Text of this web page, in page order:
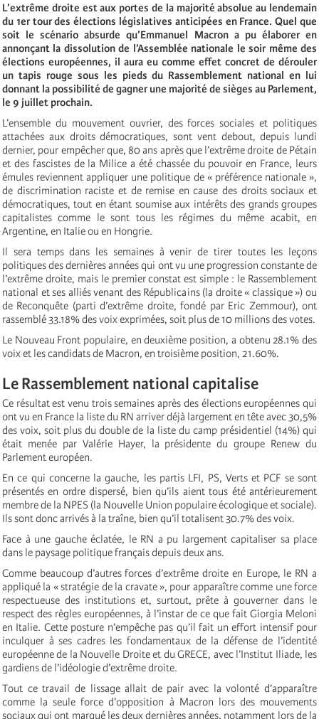
L’extrême droite est aux portes de la majorité absolue au lendemain
du 1er tour des élections législatives anticipées en France. Quel que
soit le scénario absurde qu’Emmanuel Macron a pu élaborer en
annonçant la dissolution de l’Assemblée nationale le soir même des
élections européennes, il aura eu comme effet concret de dérouler
un tapis rouge sous les pieds du Rassemblement national en lui
donnant la possibilité de gagner une majorité de sièges au Parlement,
le 9 juillet prochain.
L’ensemble du mouvement ouvrier, des forces sociales et politiques
attachées aux droits démocratiques, sont vent debout, depuis lundi
dernier, pour empêcher que, 80 ans après que l’extrême droite de Pétain
et des fascistes de la Milice a été chassée du pouvoir en France, leurs
émules reviennent appliquer une politique de « préférence nationale »,
de discrimination raciste et de remise en cause des droits sociaux et
démocratiques, tout en étant soumise aux intérêts des grands groupes
capitalistes comme le sont tous les régimes du même acabit, en
Argentine, en Italie ou en Hongrie.
Il sera temps dans les semaines à venir de tirer toutes les leçons
politiques des dernières années qui ont vu une progression constante de
l’extrême droite, mais le premier constat est simple : le Rassemblement
national et ses alliés venant des Républicains (la droite « classique ») ou
de Reconquête (parti d’extrême droite, fondé par Eric Zemmour), ont
rassemblé 33.18% des voix exprimées, soit plus de 10 millions des votes.
Le Nouveau Front populaire, en deuxième position, a obtenu 28.1% des
voix et les candidats de Macron, en troisième position, 21.60%.
Le Rassemblement national capitalise
Ce résultat est venu trois semaines après des élections européennes qui
ont vu en France la liste du RN arriver déjà largement en tête avec 30,5%
des voix, soit plus du double de la liste du camp présidentiel (14%) qui
était menée par Valérie Hayer, la présidente du groupe Renew du
Parlement européen.
En ce qui concerne la gauche, les partis LFI, PS, Verts et PCF se sont
présentés en ordre dispersé, bien qu’ils aient tous été antérieurement
membre de la NPES (la Nouvelle Union populaire écologique et sociale).
Ils sont donc arrivés à la traîne, bien qu’il totalisent 30.7% des voix.
Face à une gauche éclatée, le RN a pu largement capitaliser sa place
dans le paysage politique français depuis deux ans.
Comme beaucoup d’autres forces d’extrême droite en Europe, le RN a
appliqué la « stratégie de la cravate », pour apparaître comme une force
respectueuse des institutions et, surtout, prête à gouverner dans le
respect des règles européennes, à l’instar de ce que fait Giorgia Meloni
en Italie. Cette posture n’empêche pas qu’il fait un effort intensif pour
inculquer à ses cadres les fondamentaux de la défense de l’identité
européenne de la Nouvelle Droite et du GRECE, avec l’Institut Iliade, les
gardiens de l’idéologie d’extrême droite.
Tout ce travail de lissage allait de pair avec la volonté d’apparaître
comme la seule force d’opposition à Macron lors des mouvements
sociaux qui ont marqué les deux dernières années, notamment lors de la